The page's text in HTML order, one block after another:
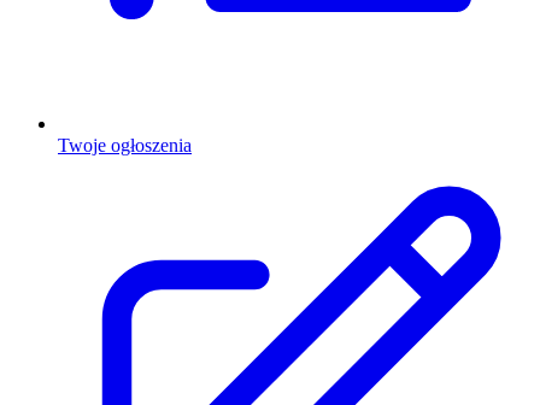
Twoje ogłoszenia